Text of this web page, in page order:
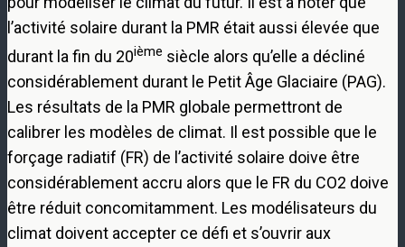
l’activité solaire durant la PMR était aussi élevée que
durant la fin du 20ième siècle alors qu’elle a décliné
considérablement durant le Petit Âge Glaciaire (PAG).
Les résultats de la PMR globale permettront de
calibrer les modèles de climat. Il est possible que le
forçage radiatif (FR) de l’activité solaire doive être
considérablement accru alors que le FR du CO2 doive
être réduit concomitamment. Les modélisateurs du
climat doivent accepter ce défi et s’ouvrir aux